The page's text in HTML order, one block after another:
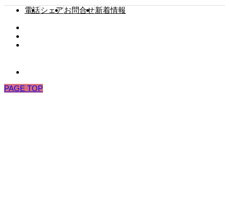
電話シェアお問合せ新着情報
PAGE TOP